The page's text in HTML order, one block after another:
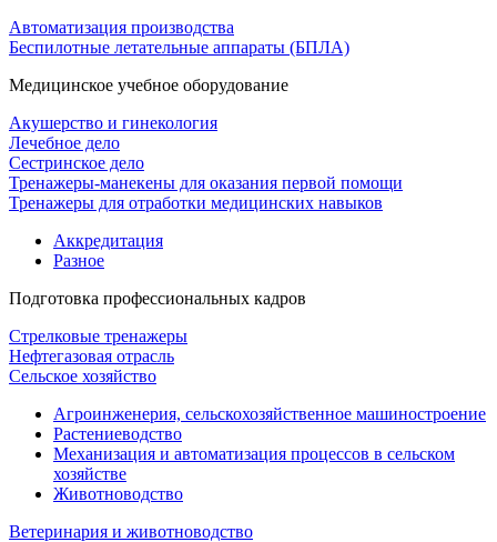
Автоматизация производства
Беспилотные летательные аппараты (БПЛА)
Медицинское учебное оборудование
Акушерство и гинекология
Лечебное дело
Сестринское дело
Тренажеры-манекены для оказания первой помощи
Тренажеры для отработки медицинских навыков
Аккредитация
Разное
Подготовка профессиональных кадров
Стрелковые тренажеры
Нефтегазовая отрасль
Сельское хозяйство
Агроинженерия, сельскохозяйственное машиностроение
Растениеводство
Механизация и автоматизация процессов в сельском
хозяйстве
Животноводство
Ветеринария и животноводство